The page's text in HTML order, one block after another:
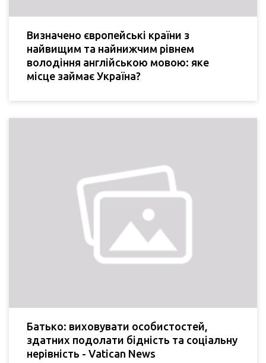
Визначено європейські країни з
найвищим та найнижчим рівнем
володіння англійською мовою: яке
місце займає Україна?
Батько: виховувати особистостей,
здатних подолати бідність та соціальну
нерівність - Vatican News